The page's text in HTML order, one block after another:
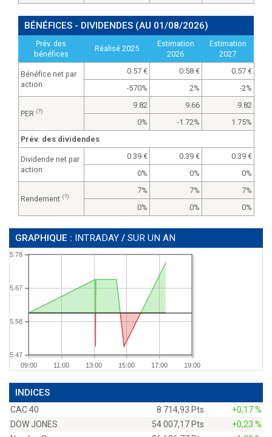
BÉNÉFICES - DIVIDENDES (AU 01/08/2026)
Prév. des
bénéfices
Réalisé 2025
Estimation
2026
Estimation
2027
Bénéfice net par
action
0.57 0.58
0.57
-570%
2% -2%
PER (?)
9.82 9.66
9.82
0%
-1.72%
1.75%
Prév. des dividendes
Dividende net par
action
0.39 0.39
0.39
0%
0% 0%
Rendement (?)
7% 7%
7%
0%
0% 0%
GRAPHIQUE : INTRADAY / SUR UN AN
09:00 11:00 13:00 15:00 17:00 19:00
5.47
5.58
5.67
5.78
INDICES
CAC 40 8 714,93 Pts
+0,17 %
DOW JONES
54 007,17 Pts
+0,23 %